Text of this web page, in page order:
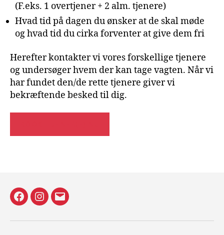
(F.eks. 1 overtjener + 2 alm. tjenere)
Hvad tid på dagen du ønsker at de skal møde
og hvad tid du cirka forventer at give dem fri
Herefter kontakter vi vores forskellige tjenere
og undersøger hvem der kan tage vagten. Når vi
har fundet den/de rette tjenere giver vi
bekræftende besked til dig.
Facecebook
Instagram
E-